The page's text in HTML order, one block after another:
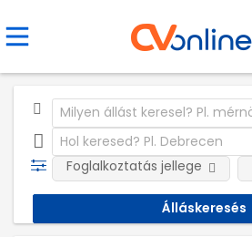
Foglalkoztatás jellege